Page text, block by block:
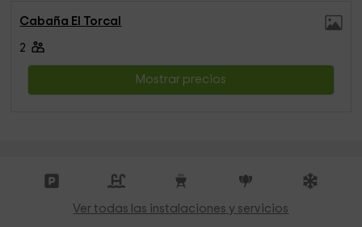
Cabaña El Torcal
2
Mostrar precios
Ver todas las instalaciones y servicios